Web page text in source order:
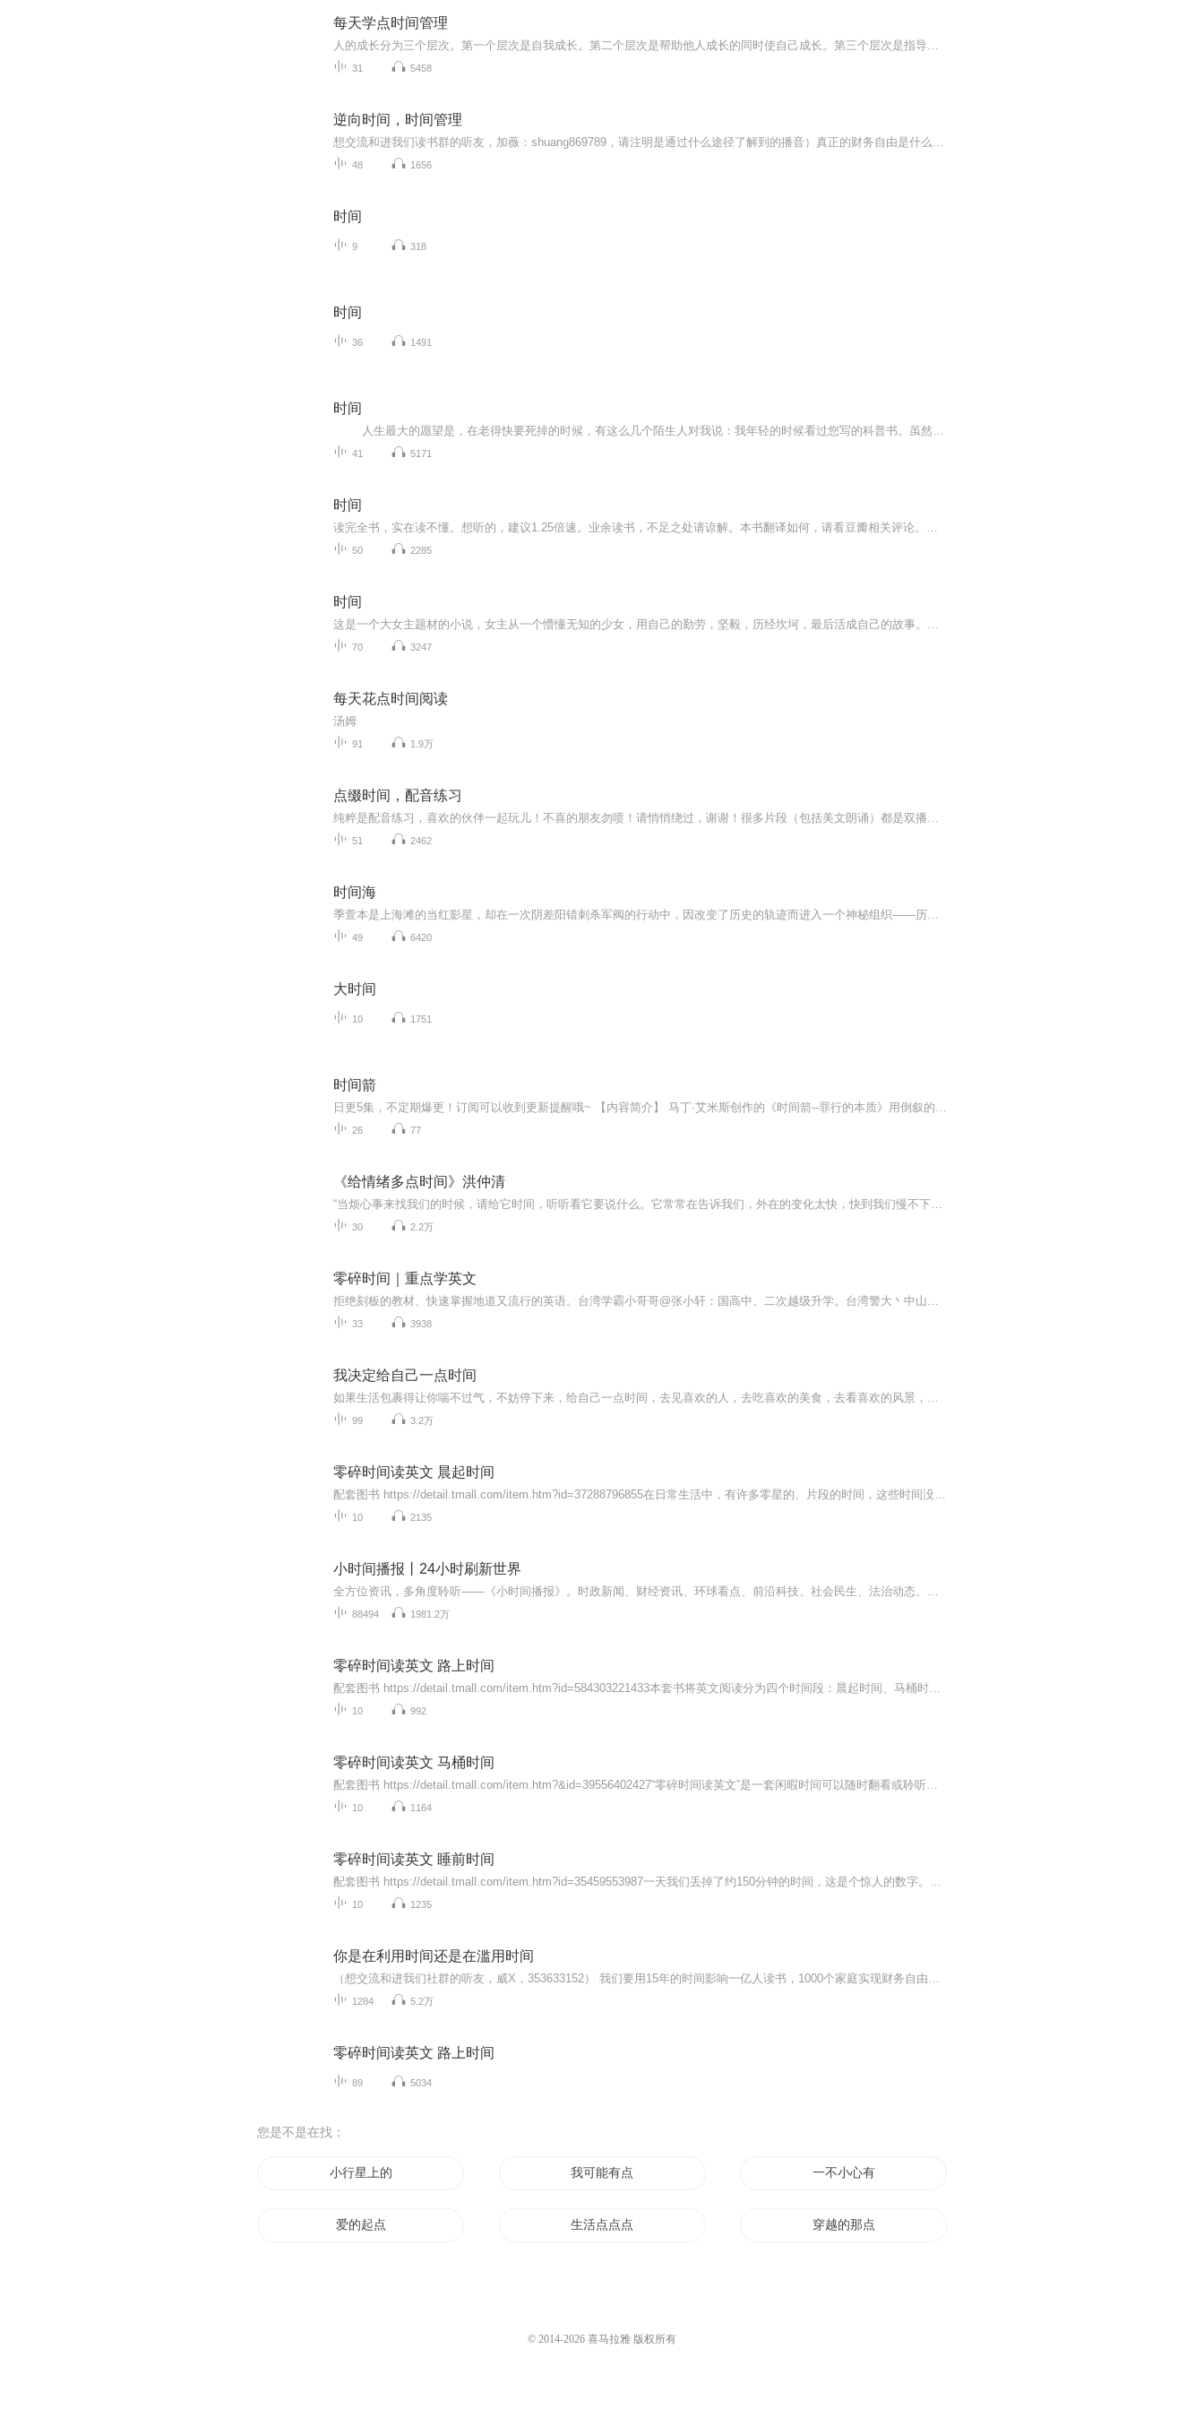
每天学点时间管理
人的成长分为三个层次。第一个层次是自我成长。第二个层次是帮助他人成长的同时使自己成长。第三个层次是指导别人帮助他人成长，使自己间接获得成长。我从一个时间管理受益者变成传播者，将自己所学的知识进行疏理，形成了这个成长之旅的学习体系。希望通过这个课程带动你一直持续下去，直接你养成良好的习惯。这个体系的内容涵盖时间管理、记忆方法、快速阅读、自我成长等多个领域。不定期更新课程，总共100期，干货满满，教会你实用的技能，提升学习能力，让你的人生幸福感和成就感爆棚。...
31 5458
逆向时间，时间管理
想交流和进我们读书群的听友，加薇：shuang869789，请注明是通过什么途径了解到的播音）真正的财务自由是什么？ 财务自由，就是当你不工作的时候，也不必为金钱发愁，因为你有其他渠道的现金收入。当工作不再是获得金钱的唯一手段时，你便自由了。可以有足...
48 1656
时间
9 318
时间
36 1491
时间
人生最大的愿望是，在老得快要死掉的时候，有这么几个陌生人对我说：我年轻的时候看过您写的科普书。虽然名字和内容现在都想不起来了，但当年看完以后我就毅然投身于自然科学，以至于今天有一点小小的成就，非常感谢您，祝您老一路走好。 ...
41 5171
时间
读完全书，实在读不懂。想听的，建议1.25倍速。业余读书，不足之处请谅解。本书翻译如何，请看豆瓣相关评论。作者: [德] 吕迪格尔•萨弗兰斯基（Rüdiger Safranski） 出版社: 索·恩丨社会科学文献出版社出品方: 索·恩...
50 2285
时间
这是一个大女主题材的小说，女主从一个懵懂无知的少女，用自己的勤劳，坚毅，历经坎坷，最后活成自己的故事。在内战和二战的大背景下，一个女人自身的成长史，文章将女主人的成长融入到西班牙的那段战争史中，让读者了解历史的同时，能更深的体会一个女人...
70 3247
每天花点时间阅读
汤姆
91 1.9万
点缀时间，配音练习
纯粹是配音练习，喜欢的伙伴一起玩儿！不喜的朋友勿喷！请悄悄绕过，谢谢！很多片段（包括美文朗诵）都是双播，其中女声都是本人演播，男声是和各位老师合作完成，在这里非常感谢各位老师的精彩演播！本专辑没有任何商业用途，纯粹因为热爱有声,练习配音节...
51 2462
时间海
季萱本是上海滩的当红影星，却在一次阴差阳错刺杀军阀的行动中，因改变了历史的轨迹而进入一个神秘组织——历史管理局，人生自此面目全非。在一次次身不由己的替身任务中，她改变着别人，也被别人影响，同时不免产生疑问，历史真的该被管理吗？
49 6420
大时间
10 1751
时间箭
日更5集，不定期爆更！订阅可以收到更新提醒哦~ 【内容简介】 马丁·艾米斯创作的《时间箭--罪行的本质》用倒叙的手法讲述了纳粹战犯托德·弗兰德利的一生。他从行将死亡开始“倒带”自己的生活，到暮年看似体面的医生生活，再到青年时期在奥斯威辛集...
26 77
《给情绪多点时间》洪仲清
“当烦心事来找我们的时候，请给它时间，听听看它要说什么。它常常在告诉我们，外在的变化太快，快到我们慢不下来，快到很多事都被我们忽略，快到常常觉得自己忙不完。”对于内在情绪、父母子女、不完美与爱，尽管我们走过再长的路，看过再多风景，都始终...
30 2.2万
零碎时间｜重点学英文
拒绝刻板的教材、快速掌握地道又流行的英语。台湾学霸小哥哥@张小轩：国高中、二次越级升学。台湾警大丶中山大学传播管理MBA英国Portsmouth 大学犯罪心理研究所台湾高雄大学大传系兼任讲师
33 3938
我决定给自己一点时间
如果生活包裹得让你喘不过气，不妨停下来，给自己一点时间，去见喜欢的人，去吃喜欢的美食，去看喜欢的风景，等一等自己，迎接自己喜欢的人生。
99 3.2万
零碎时间读英文 晨起时间
配套图书 https://detail.tmall.com/item.htm?id=37288796855在日常生活中，有许多零星的、片段的时间，这些时间没在意的话就会悄悄流逝，但如果能充分利用，使之充分为学习、工作服务，便能使学习、工作事半功倍。我们可以尝试一下列出自己的零碎时间清单：晨起时间：10分钟上厕所时间：10分钟坐公交：15分钟（一天可能3、4次）排队：10分钟课间休息：10分钟（大约4、5次）睡前时间：10分钟...
10 2135
小时间播报丨24小时刷新世界
全方位资讯，多角度聆听——《小时间播报》。时政新闻、财经资讯、环球看点、前沿科技、社会民生、法治动态、生活消费、文旅体育……多维世界全息投影，小时间声媒智能语音（主播）带您多角度收听。
88494 1981.2万
零碎时间读英文 路上时间
配套图书 https://detail.tmall.com/item.htm?id=584303221433本套书将英文阅读分为四个时间段：晨起时间、马桶时间、路上时间、睡前时间。应对这四个时间段，分别编为四册。本册是《零碎时间读英文·路上时间》：所选内容为励志美文、名人演讲、人生哲理为主。它会让你充分利用好零碎时间，用零碎时间来学习英语，达到学习、消磨时间一举两得的效果。
10 992
零碎时间读英文 马桶时间
配套图书 https://detail.tmall.com/item.htm?&id=39556402427“零碎时间读英文”是一套闲暇时间可以随时翻看或聆听的便携口袋书，《零碎时间读英文：马桶时间》是其中的一本，《零碎时间读英文：马桶时间》抓住了市场空白点，马路边、巴士里、马桶上、厨房里、床上很多人习惯看书或报纸来打发闲散时间，正是利用这一时间空隙，作者策划了《零碎时间读英文：马桶时间》，既能让读者在不经意间消磨时间，同时，又可以利用闲散的时间来学习英语，达到一举两得，事半...
10 1164
零碎时间读英文 睡前时间
配套图书 https://detail.tmall.com/item.htm?id=35459553987一天我们丢掉了约150分钟的时间，这是个惊人的数字。如果珍惜这些零碎的时间，把它们合理地安排到自己的学习中，积少成多，就会有一个令人惊喜的收获。我们要知道我们每天学习的时间决定着我们未来的成就。我们每天花在学习上的时间越长，我们就离成功更近一步。有效地利用零散的时间可以帮助我们早日达到目标。时间如海绵里的水，挤挤总会有的，关注我们这套“零碎时间读英文”系列丛书，它会让你充...
10 1235
你是在利用时间还是在滥用时间
（想交流和进我们社群的听友，威X，353633152） 我们要用15年的时间影响一亿人读书，1000个家庭实现财务自由！时间就像一把双刃剑，既能雕刻出生命的价值，也可能消磨掉人生的意义。当我们专注地投入学习和成长，时间便化作进步的阶梯；而当我们沉迷于无意...
1284 5.2万
零碎时间读英文 路上时间
89 5034
您是不是在找：
小行星上的那点事 我可能有点强 一不小心有点强
爱的起点 生活点点点 穿越的那点事
© 2014-2026 喜马拉雅 版权所有